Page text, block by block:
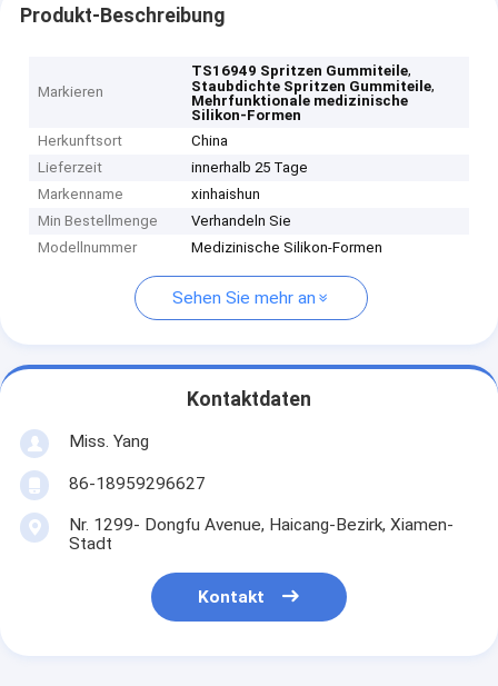
Produkt-Beschreibung
Markieren
TS16949 Spritzen Gummiteile,
Staubdichte Spritzen Gummiteile,
Mehrfunktionale medizinische
Silikon-Formen
Herkunftsort
China
Lieferzeit
innerhalb 25 Tage
Markenname
xinhaishun
Min Bestellmenge
Verhandeln Sie
Modellnummer
Medizinische Silikon-Formen
Sehen Sie mehr an
Kontaktdaten
Miss. Yang
86-18959296627
Nr. 1299- Dongfu Avenue, Haicang-Bezirk, Xiamen-
Stadt
Kontakt